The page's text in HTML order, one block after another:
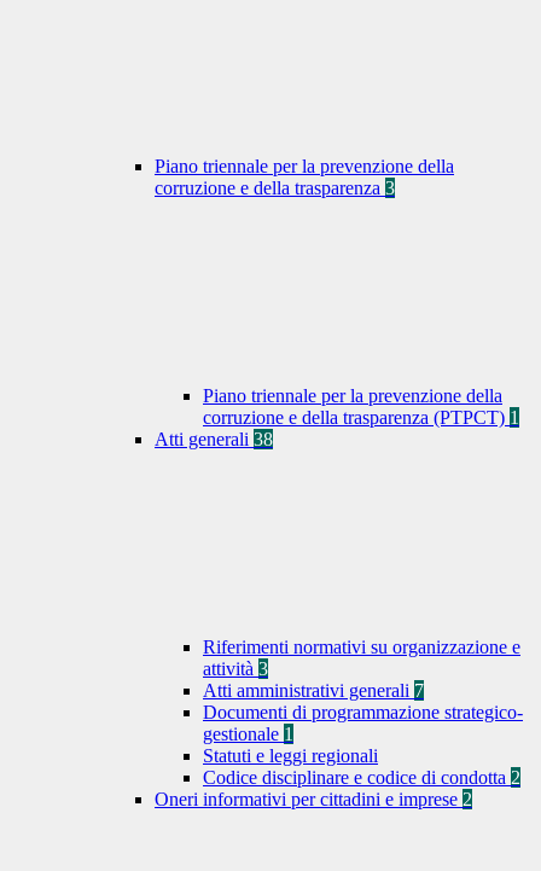
Piano triennale per la prevenzione della
corruzione e della trasparenza 3
Piano triennale per la prevenzione della
corruzione e della trasparenza (PTPCT) 1
Atti generali 38
Riferimenti normativi su organizzazione e
attività 3
Atti amministrativi generali 7
Documenti di programmazione strategico-
gestionale 1
Statuti e leggi regionali
Codice disciplinare e codice di condotta 2
Oneri informativi per cittadini e imprese 2